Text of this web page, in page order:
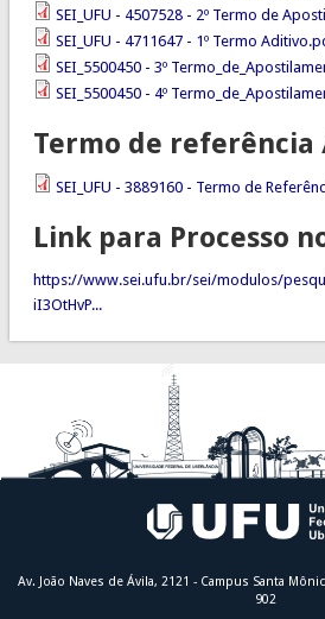
SEI_UFU - 4507528 - 2º Termo de
SEI_UFU - 4711647 - 1º Termo
SEI_5500450 - 3º
SEI_5500450 - 4º
Termo de referência
SEI_UFU - 3889160 - Termo de
Link para Processo
https://www.sei.ufu.br/sei/modulos/
iI3OtHvP...
Av. João Naves de Ávila, 2121 - Campus Santa
902